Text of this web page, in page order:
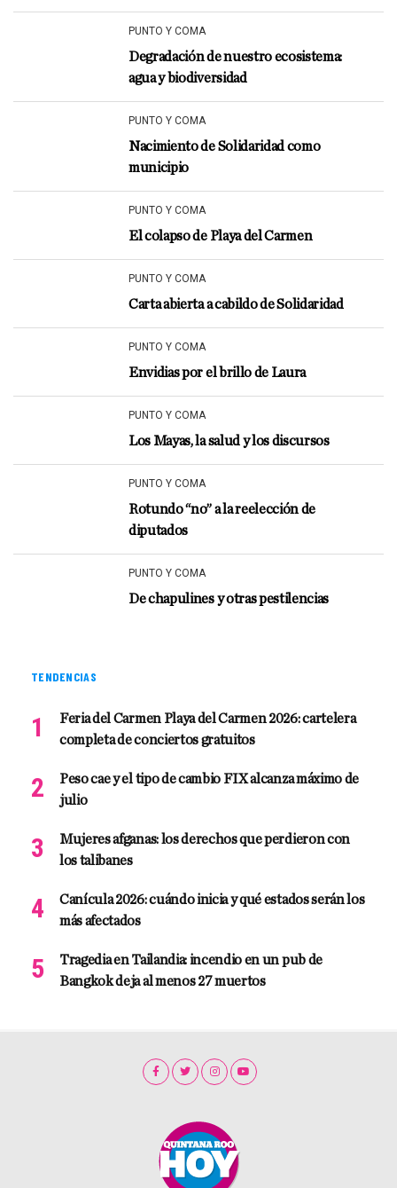
PUNTO Y COMA
Degradación de nuestro ecosistema:
agua y biodiversidad
PUNTO Y COMA
Nacimiento de Solidaridad como
municipio
PUNTO Y COMA
El colapso de Playa del Carmen
PUNTO Y COMA
Carta abierta a cabildo de Solidaridad
PUNTO Y COMA
Envidias por el brillo de Laura
PUNTO Y COMA
Los Mayas, la salud y los discursos
PUNTO Y COMA
Rotundo “no” a la reelección de
diputados
PUNTO Y COMA
De chapulines y otras pestilencias
TENDENCIAS
Feria del Carmen Playa del Carmen 2026: cartelera
completa de conciertos gratuitos
Peso cae y el tipo de cambio FIX alcanza máximo de
julio
Mujeres afganas: los derechos que perdieron con
los talibanes
Canícula 2026: cuándo inicia y qué estados serán los
más afectados
Tragedia en Tailandia: incendio en un pub de
Bangkok deja al menos 27 muertos